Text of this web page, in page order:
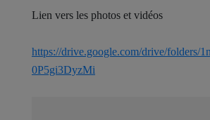
Lien vers les photos et vidéos
https://drive.google.com/drive/folders/
0P5gi3DyzMi